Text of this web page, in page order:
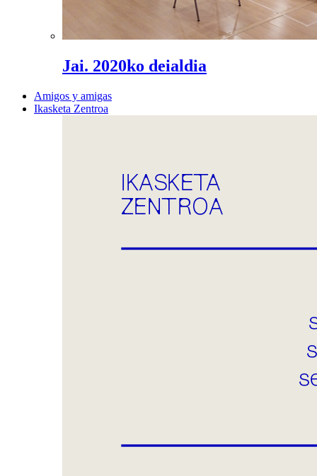
Jai. 2020ko deialdia
Amigos y amigas
Ikasketa Zentroa